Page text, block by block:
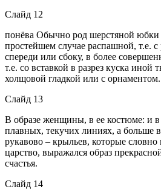
Слайд 12
понёва Обычно род шерстяной
простейшем случае распашной, т.е.
спереди или сбоку, в более
т.е. со вставкой в разрез куска иной
холщовой гладкой или с орнаментом.
Слайд 13
В образе женщины, в ее костюме: и в
плавных, текучих линиях, а больше
рукавово – крыльев, которые словно
царство, выражался образ
счастья.
Слайд 14